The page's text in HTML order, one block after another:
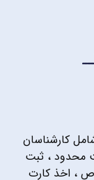
کارشناسان
محدود ، ثبت
، اخذ کارت